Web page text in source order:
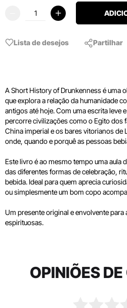
Lista de desejos Partilhar
A Short History of Drunkenness é uma
que explora a relação da humanidade
antigos até hoje. Com uma escrita leve
percorre civilizações como o Egito dos
China imperial e os bares vitorianos de
onde, quando e porquê as pessoas
Este livro é ao mesmo tempo uma aula
das diferentes formas de celebração,
bebida. Ideal para quem aprecia
ou simplesmente um bom copo
Um presente original e envolvente
espirituosas.
OPINIÕES